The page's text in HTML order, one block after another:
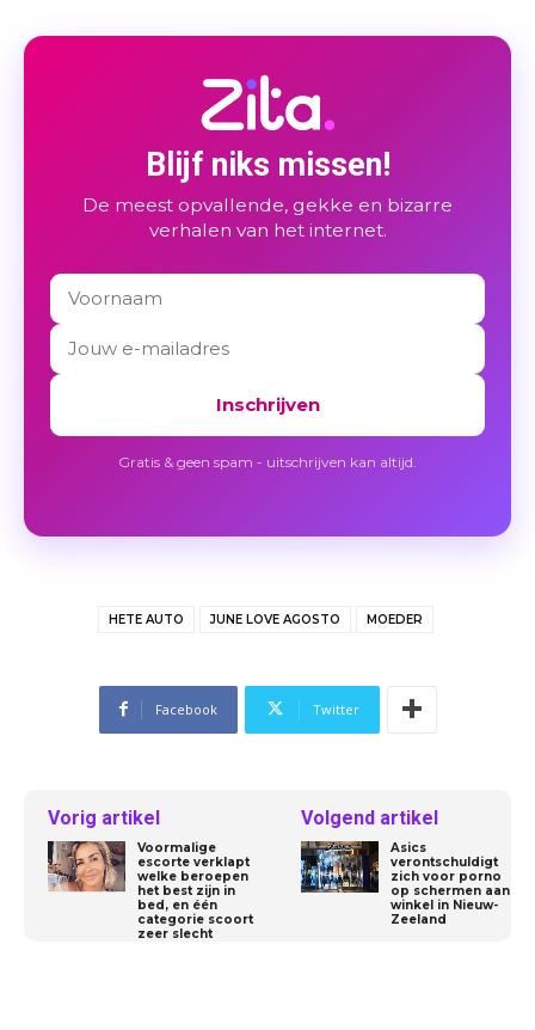
Blijf niks missen!
De meest opvallende, gekke en bizarre
verhalen van het internet.
Inschrijven
Gratis & geen spam - uitschrijven kan altijd.
HETE AUTO JUNE LOVE AGOSTO MOEDER
Facebook Twitter
Vorig artikel
Voormalige
escorte verklapt
welke beroepen
het best zijn in
bed, en één
categorie scoort
zeer slecht
Volgend artikel
Asics
verontschuldigt
zich voor porno
op schermen aan
winkel in Nieuw-
Zeeland